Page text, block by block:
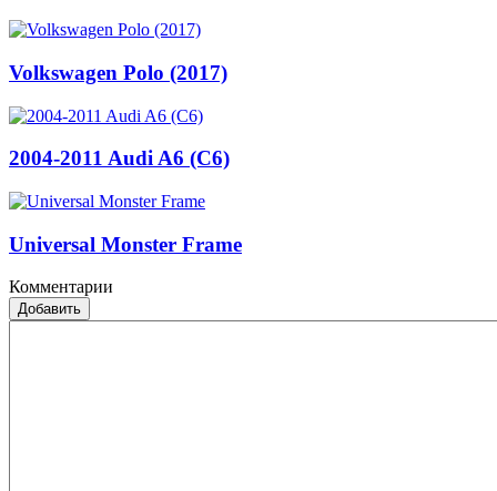
Volkswagen Polo (2017)
2004-2011 Audi A6 (C6)
Universal Monster Frame
Комментарии
Добавить